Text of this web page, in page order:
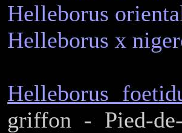
Helleborus
Helleborus x
Helleborus
griffon - Pied-